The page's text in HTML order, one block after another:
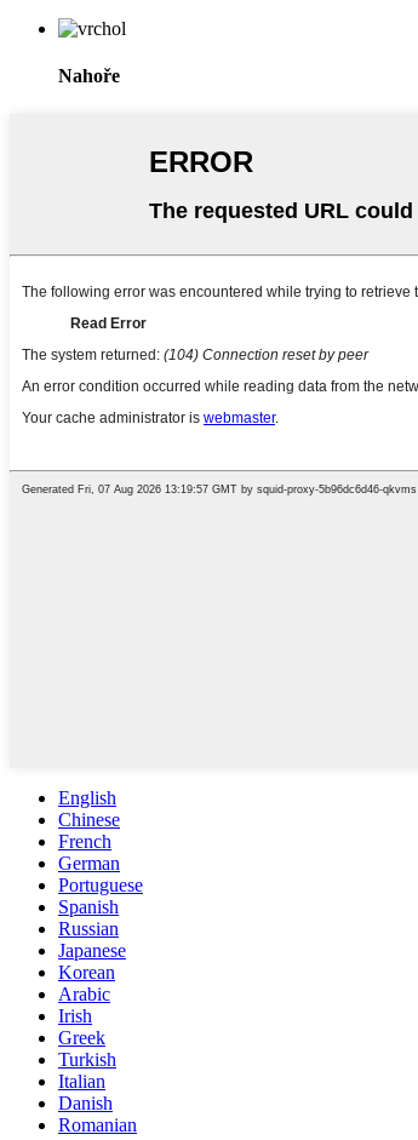
Nahoře
English
Chinese
French
German
Portuguese
Spanish
Russian
Japanese
Korean
Arabic
Irish
Greek
Turkish
Italian
Danish
Romanian